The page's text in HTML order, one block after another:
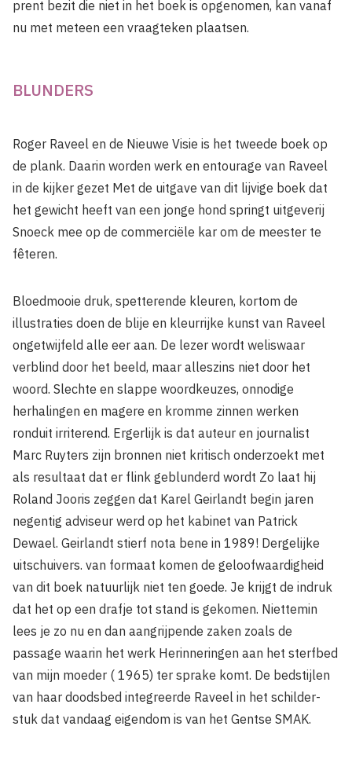
prent bezit die niet in het boek is opgenomen, kan vanaf
nu met meteen een vraagteken plaatsen.
BLUNDERS
Roger Raveel en de Nieuwe Visie is het tweede boek op
de plank. Daarin worden werk en entourage van Raveel
in de kijker gezet Met de uitgave van dit lijvige boek dat
het gewicht heeft van een jonge hond springt uit­geverij
Snoeck mee op de commerciële kar om de meester te
fêteren.
Bloedmooie druk, spetterende kleuren, kortom de
illustraties doen de blije en kleurrijke kunst van Raveel
ongetwijfeld alle eer aan. De lezer wordt weliswaar
verblind door het beeld, maar alleszins niet door het
woord. Slechte en slappe woordkeuzes, onnodige
herhalingen en magere en kromme zinnen werken
ronduit irriterend. Ergerlijk is dat auteur en journalist
Marc Ruyters zijn bronnen niet kritisch onderzoekt met
als re­sultaat dat er flink geblunderd wordt Zo laat hij
Roland Jooris zeggen dat Karel Geirlandt begin jaren
negentig adviseur werd op het kabinet van Patrick
Dewael. Geirlandt stierf nota bene in 1989! Dergelijke
uitschuivers. van formaat komen de geloofwaardigheid
van dit boek natuurlijk niet ten goede. Je krijgt de indruk
dat het op een drafje tot stand is gekomen. Niet­temin
lees je zo nu en dan aangrijpende zaken zoals de
passage waarin het werk Herinneringen aan het sterfbed
van mijn moeder ( 1965) ter sprake komt. De bedstijlen
van haar doodsbed integreerde Raveel in het schilder­
stuk dat vandaag eigendom is van het Gentse SMAK.